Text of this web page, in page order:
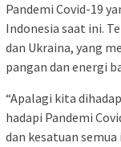
Pandemi Covid-19
Indonesia saat ini.
dan Ukraina, yang
pangan dan energi
“Apalagi kita
hadapi Pandemi
dan kesatuan